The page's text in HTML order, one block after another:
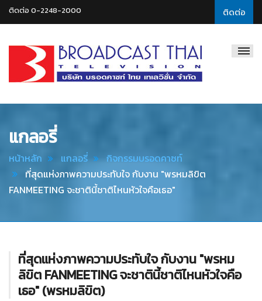
ติดต่อ
ติดต่อ 0-2248-2000
Thai
แกลอรี่
หน้าหลัก แกลอรี่
กิจกรรมบรอดคาซท์
ที่สุดแห่งภาพความประทับใจ กับงาน "พรหมลิขิต
FANMEETING จะชาตินี้ชาติไหนหัวใจคือเธอ"
ที่สุดแห่งภาพความประทับใจ กับงาน "พรหม
ลิขิต FANMEETING จะชาตินี้ชาติไหนหัวใจคือ
เธอ" (พรหมลิขิต)